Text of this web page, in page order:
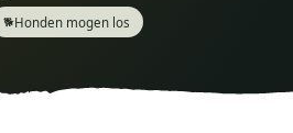
🐕Honden mogen los